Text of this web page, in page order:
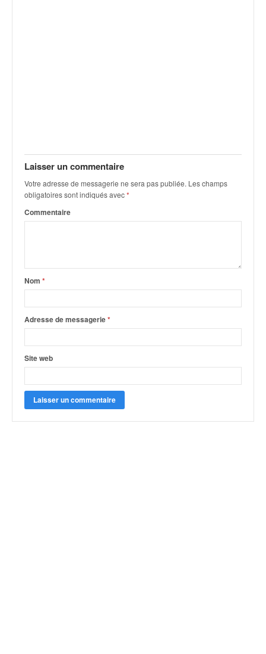
Laisser un commentaire
Votre adresse de messagerie ne sera pas publiée. Les champs
obligatoires sont indiqués avec*
Commentaire
Nom *
Adresse de messagerie*
Site web